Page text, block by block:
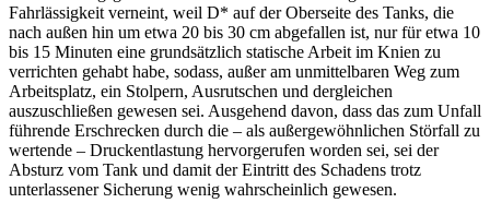
Fahrlässigkeit verneint, weil D* auf der Oberseite des Tanks, die
nach außen hin um etwa 20 bis 30 cm abgefallen ist, nur für etwa 10
bis 15 Minuten eine grundsätzlich statische Arbeit im Knien zu
verrichten gehabt habe, sodass, außer am unmittelbaren Weg zum
Arbeitsplatz, ein Stolpern, Ausrutschen und dergleichen
auszuschließen gewesen sei. Ausgehend davon, dass das zum Unfall
führende Erschrecken durch die – als außergewöhnlichen Störfall zu
wertende – Druckentlastung hervorgerufen worden sei, sei der
Absturz vom Tank und damit der Eintritt des Schadens trotz
unterlassener Sicherung wenig wahrscheinlich gewesen.